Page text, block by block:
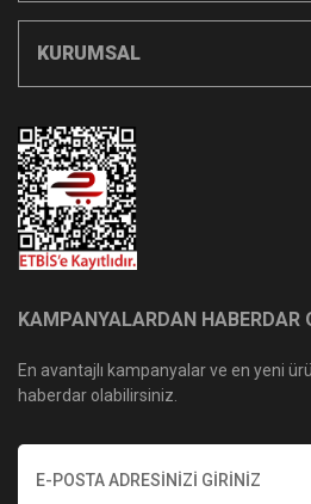
KURUMSAL
KAMPANYALARDAN HABERDAR
En avantajlı kampanyalar ve en yeni
haberdar olabilirsiniz.